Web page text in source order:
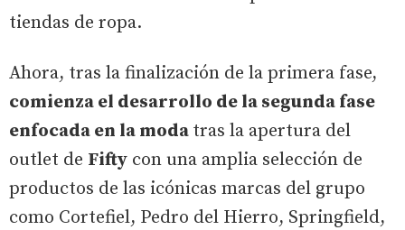
tiendas de ropa.
Ahora, tras la finalización de la primera fase,
comienza el desarrollo de la segunda fase
enfocada en la moda tras la apertura del
outlet de Fifty con una amplia selección de
productos de las icónicas marcas del grupo
como Cortefiel, Pedro del Hierro, Springfield,